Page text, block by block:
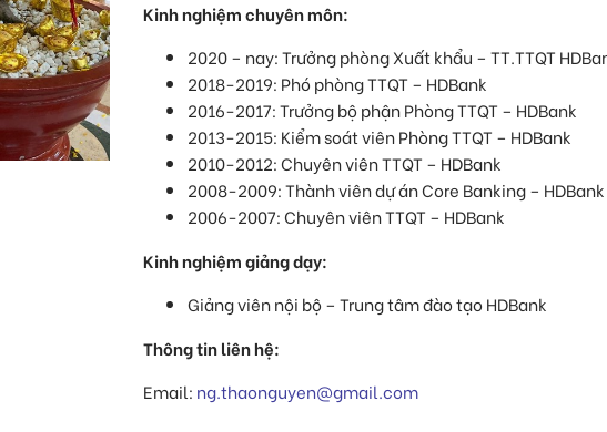
Kinh nghiệm chuyên môn:
2020 – nay: Trưởng phòng Xuất khẩu – TT.TTQT
2018-2019: Phó phòng TTQT – HDBank
2016-2017: Trưởng bộ phận Phòng TTQT – HDBank
2013-2015: Kiểm soát viên Phòng TTQT – HDBank
2010-2012: Chuyên viên TTQT – HDBank
2008-2009: Thành viên dự án Core Banking – HDBank
2006-2007: Chuyên viên TTQT – HDBank
Kinh nghiệm giảng dạy:
Giảng viên nội bộ – Trung tâm đào tạo HDBank
Thông tin liên hệ:
Email: ng.thaonguyen@gmail.com